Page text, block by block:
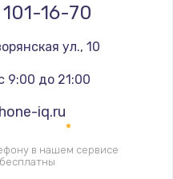
камеры
16-70
ул., 10
9:00 до 21:00
iq.ru
в нашем сервисе